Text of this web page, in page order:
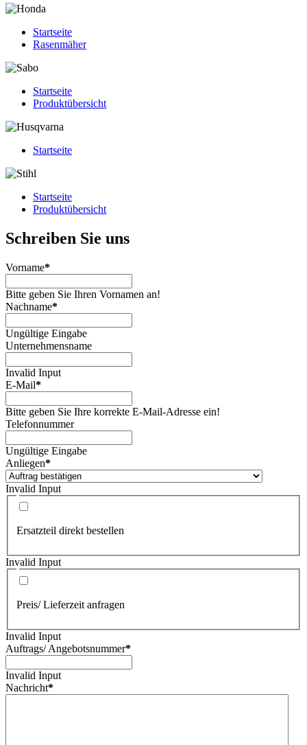
Startseite
Rasenmäher
Startseite
Produktübersicht
Startseite
Startseite
Produktübersicht
Schreiben Sie uns
Vorname*
Bitte geben Sie Ihren Vornamen an!
Nachname*
Ungültige Eingabe
Unternehmensname
Invalid Input
E-Mail*
Bitte geben Sie Ihre korrekte E-Mail-Adresse ein!
Telefonnummer
Ungültige Eingabe
Anliegen*
Invalid Input
Ersatzteil direkt bestellen
Invalid Input
Preis/ Lieferzeit anfragen
Invalid Input
Auftrags/ Angebotsnummer*
Invalid Input
Nachricht*